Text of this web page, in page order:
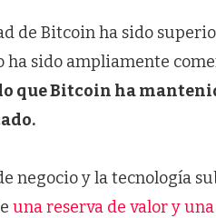
de Bitcoin ha sido
ha sido ampliamente
que Bitcoin ha
negocio y la tecnología
una reserva de valor y